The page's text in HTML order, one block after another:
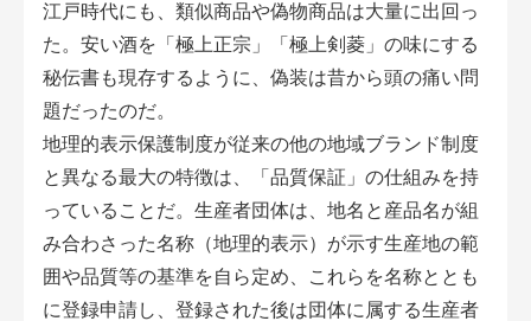
江戸時代にも、類似商品や偽物商品は大量に出回っ
た。安い酒を「極上正宗」「極上剣菱」の味にする
秘伝書も現存するように、偽装は昔から頭の痛い問
題だったのだ。
地理的表示保護制度が従来の他の地域ブランド制度
と異なる最大の特徴は、「品質保証」の仕組みを持
っていることだ。生産者団体は、地名と産品名が組
み合わさった名称（地理的表示）が示す生産地の範
囲や品質等の基準を自ら定め、これらを名称ととも
に登録申請し、登録された後は団体に属する生産者